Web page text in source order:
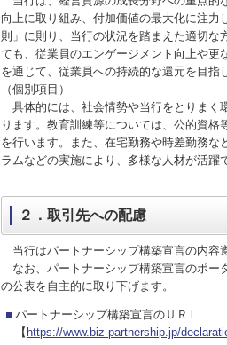
向上に取り組み、付加価値の最大化に注
則」に則り、当行の状況を踏まえた適切
ても、従業員のエンゲージメント向上や
を通じて、従業員への持続的な還元を目指
（個別項目）
具体的には、社会情勢や当行をとりまく
ります。教育訓練等については、公的資
を行います。また、在宅勤務や時差勤務
ラムなどの実施により、多様な人材が活
２．取引先への配慮
当行はパートナーシップ構築宣言の内容
なお、パートナーシップ構築宣言のポー
の公表を自主的に取り下げます。
パートナーシップ構築宣言のＵＲＬ
【 https://www.biz-partnership.jp/